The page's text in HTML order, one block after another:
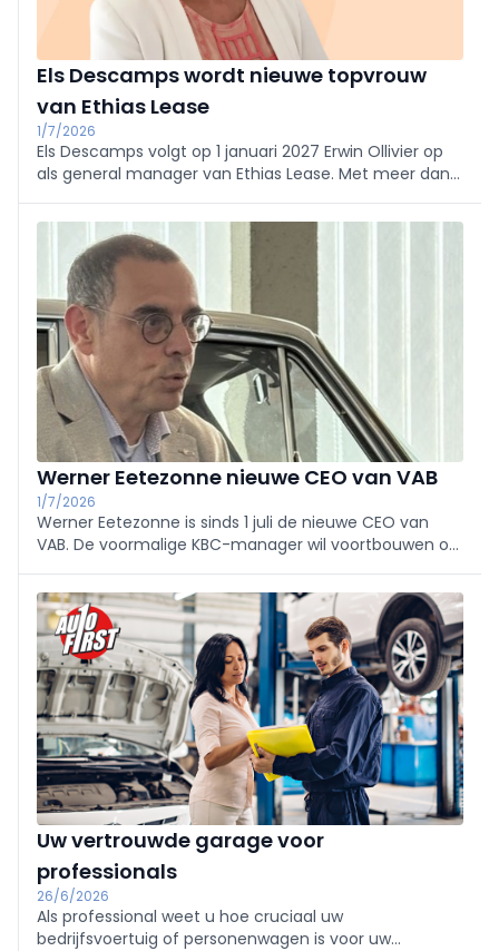
Els Descamps wordt nieuwe topvrouw
van Ethias Lease
1/7/2026
Els Descamps volgt op 1 januari 2027 Erwin Ollivier op
als general manager van Ethias Lease. Met meer dan
moet ze de verdere groei van de specialist in
elektrische leasing ondersteunen.
Werner Eetezonne nieuwe CEO van VAB
1/7/2026
Werner Eetezonne is sinds 1 juli de nieuwe CEO van
VAB. De voormalige KBC-manager wil voortbouwen op
bijzondere aandacht voor digitalisering, AI en de
groeiende rol van tweedehands-EV's.
Uw vertrouwde garage voor
professionals
26/6/2026
Als professional weet u hoe cruciaal uw
bedrijfsvoertuig of personenwagen is voor uw